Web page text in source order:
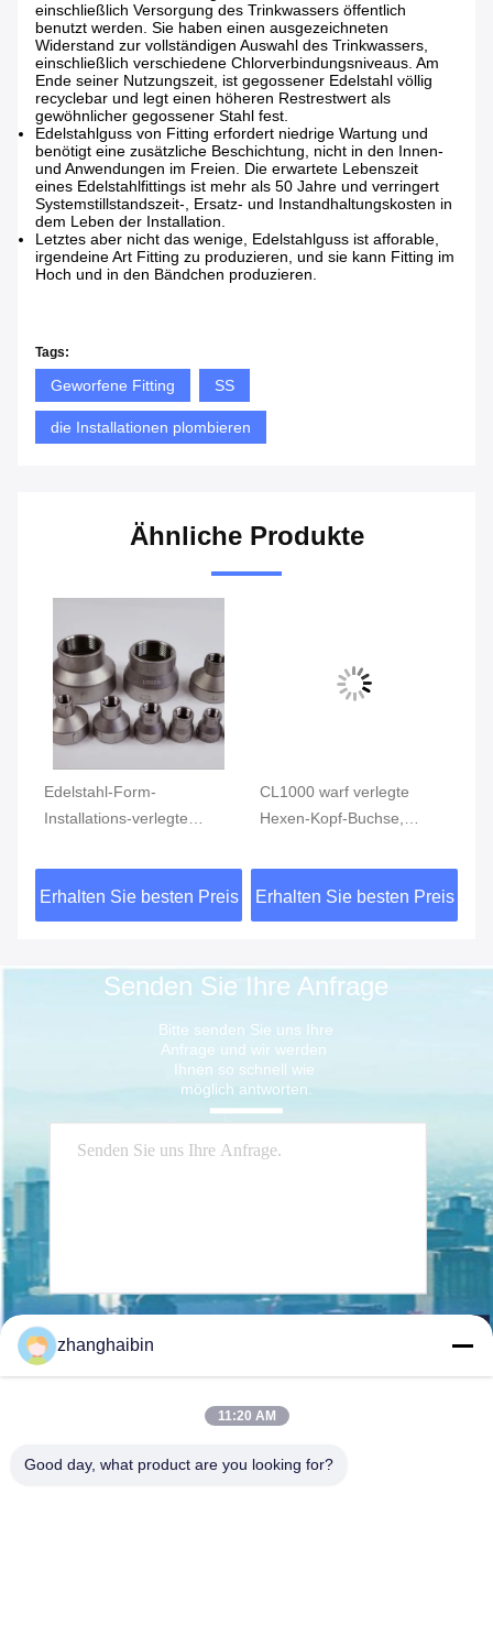
einschließlich Versorgung des Trinkwassers öffentlich
benutzt werden. Sie haben einen ausgezeichneten
Widerstand zur vollständigen Auswahl des Trinkwassers,
einschließlich verschiedene Chlorverbindungsniveaus. Am
Ende seiner Nutzungszeit, ist gegossener Edelstahl völlig
recyclebar und legt einen höheren Restrestwert als
gewöhnlicher gegossener Stahl fest.
Edelstahlguss von Fitting erfordert niedrige Wartung und
benötigt eine zusätzliche Beschichtung, nicht in den Innen-
und Anwendungen im Freien. Die erwartete Lebenszeit
eines Edelstahlfittings ist mehr als 50 Jahre und verringert
Systemstillstandszeit-, Ersatz- und Instandhaltungskosten in
dem Leben der Installation.
Letztes aber nicht das wenige, Edelstahlguss ist afforable,
irgendeine Art Fitting zu produzieren, und sie kann Fitting im
Hoch und in den Bändchen produzieren.
Tags:
Geworfene Fitting SS
die Installationen plombieren
Ähnliche Produkte
Edelstahl-Form-
Installations-verlegte
114 CL150 AISI 304
Erhalten Sie besten Preis
CL1000 warf verlegte
Hexen-Kopf-Buchse,
ASTM A351
Erhalten Sie besten Preis
Senden Sie Ihre Anfrage
Bitte senden Sie uns Ihre
Anfrage und wir werden
Ihnen so schnell wie
möglich antworten.
Senden Sie
zhanghaibin
11:20 AM
Good day, what product are you looking for?